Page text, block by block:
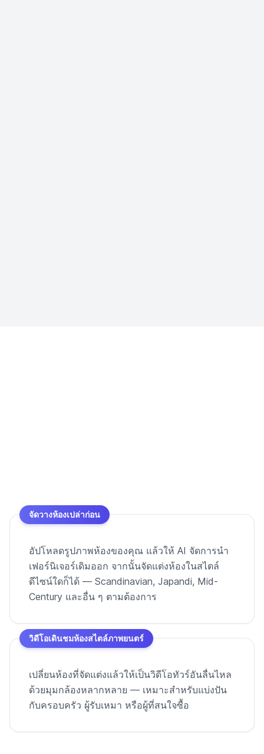
จัดวางห้องเปล่าก่อน
อัปโหลดรูปภาพห้องของคุณ แล้วให้ AI จัดการนำ
เฟอร์นิเจอร์เดิมออก จากนั้นจัดแต่งห้องในสไตล์
ดีไซน์ใดก็ได้ — Scandinavian, Japandi, Mid-
Century และอื่น ๆ ตามต้องการ
วิดีโอเดินชมห้องสไตล์ภาพยนตร์
เปลี่ยนห้องที่จัดแต่งแล้วให้เป็นวิดีโอทัวร์อันลื่นไหล
ด้วยมุมกล้องหลากหลาย — เหมาะสำหรับแบ่งปัน
กับครอบครัว ผู้รับเหมา หรือผู้ที่สนใจซื้อ